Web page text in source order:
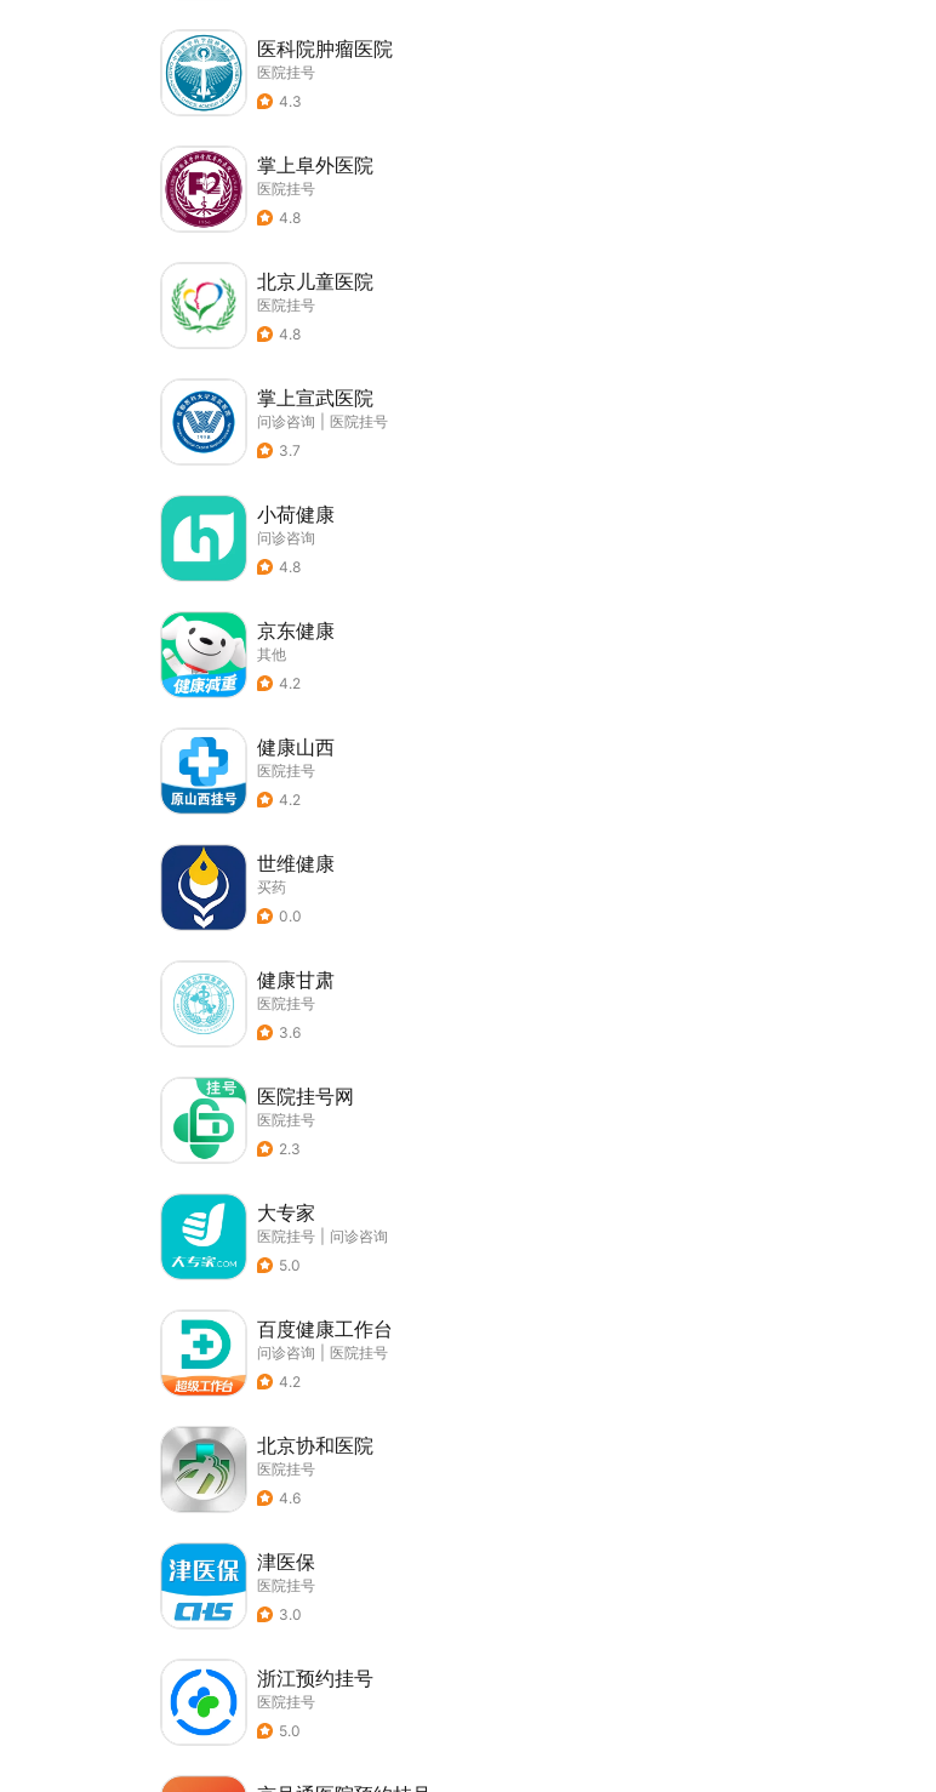
医科院肿瘤医院
医院挂号
4.3
掌上阜外医院
医院挂号
4.8
北京儿童医院
医院挂号
4.8
掌上宣武医院
问诊咨询
医院挂号
3.7
小荷健康
问诊咨询
4.8
京东健康
其他
4.2
健康山西
医院挂号
4.2
世维健康
买药
0.0
健康甘肃
医院挂号
3.6
医院挂号网
医院挂号
2.3
大专家
医院挂号
问诊咨询
5.0
百度健康工作台
问诊咨询
医院挂号
4.2
北京协和医院
医院挂号
4.6
津医保
医院挂号
3.0
浙江预约挂号
医院挂号
5.0